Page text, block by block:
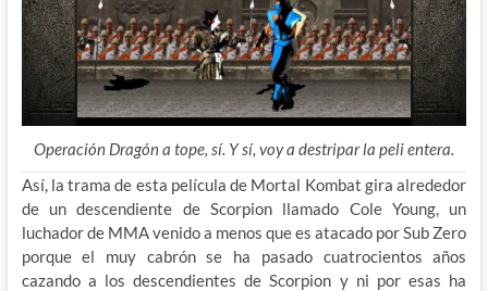
Operación Dragón a tope, sí. Y sí, voy a destripar la peli entera.
Así, la trama de esta película de Mortal Kombat gira alrededor
de un descendiente de Scorpion llamado Cole Young, un
luchador de MMA venido a menos que es atacado por Sub Zero
porque el muy cabrón se ha pasado cuatrocientos años
cazando a los descendientes de Scorpion y ni por esas ha